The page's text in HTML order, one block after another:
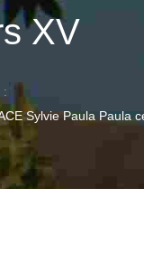
XV
Sylvie Paula Paula